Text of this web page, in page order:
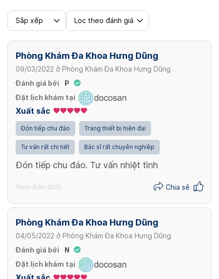
Sắp xếp Lọc theo đánh giá
Phòng Khám Đa Khoa Hưng Dũng
09/03/2022 ở Phòng Khám Đa Khoa Hưng Dũng
Đánh giá bởi
P
Đặt lịch khám tại
Xuất sắc
Đón tiếp chu đáo Trang thiết bị hiện đại
Tư vấn rất chi tiết Bác sĩ rất chuyên nghiệp
Đón tiếp chu đáo. Tư vấn nhiệt tình
Xem bản dịch Chia sẻ
Phòng Khám Đa Khoa Hưng Dũng
04/05/2022 ở Phòng Khám Đa Khoa Hưng Dũng
Đánh giá bởi
N
Đặt lịch khám tại